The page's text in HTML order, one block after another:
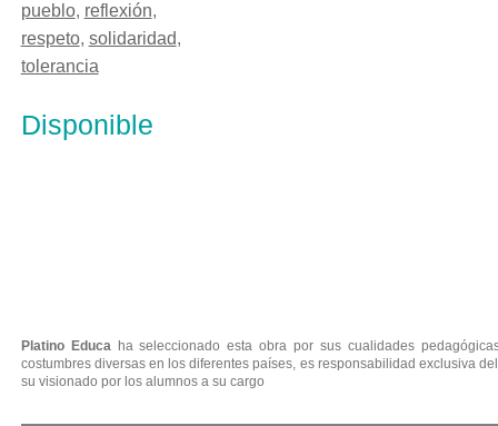
pueblo, reflexión,
respeto, solidaridad,
tolerancia
Disponible
Platino Educaha seleccionado esta obra por sus cualidades
costumbres diversas en los diferentes países, es responsabilidad exclusiva
su visionado por los alumnos a su cargo